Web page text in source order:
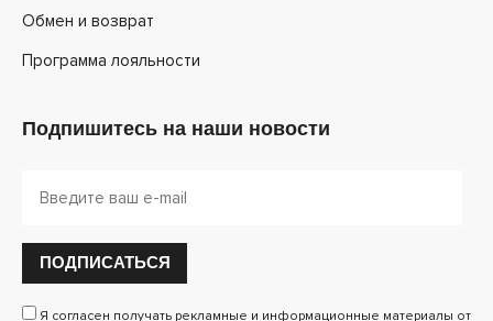
Обмен и возврат
Программа лояльности
Подпишитесь на наши новости
ПОДПИСАТЬСЯ
Я согласен получать рекламные и информационные материалы от